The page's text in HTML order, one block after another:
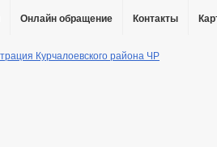
Онлайн обращение Контакты